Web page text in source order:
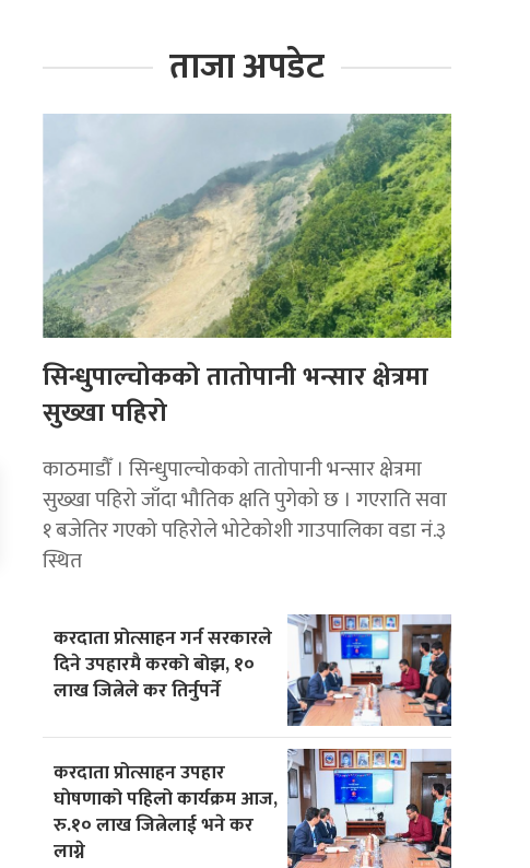
ताजा अपडेट
सिन्धुपाल्चोकको तातोपानी भन्सार क्षेत्रमा
सुख्खा पहिरो
काठमाडौँ । सिन्धुपाल्चोकको तातोपानी भन्सार क्षेत्रमा
सुख्खा पहिरो जाँदा भौतिक क्षति पुगेको छ । गएराति सवा
१ बजेतिर गएको पहिरोले भोटेकोशी गाउपालिका वडा नं.३
स्थित
करदाता प्रोत्साहन गर्न सरकारले
दिने उपहारमै करको बोझ, १०
लाख जित्नेले कर तिर्नुपर्ने
करदाता प्रोत्साहन उपहार
घाेषणाको पहिलो कार्यक्रम आज,
रु.१० लाख जित्नेलाई भने कर
लाग्ने